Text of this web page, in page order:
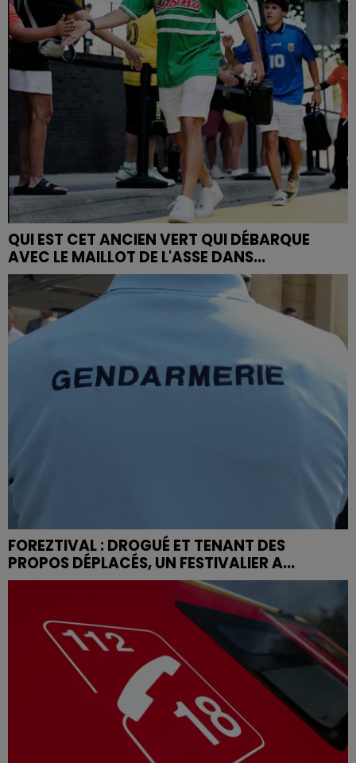
QUI EST CET ANCIEN VERT QUI DÉBARQUE
AVEC LE MAILLOT DE L'ASSE DANS...
FOREZTIVAL : DROGUÉ ET TENANT DES
PROPOS DÉPLACÉS, UN FESTIVALIER A...